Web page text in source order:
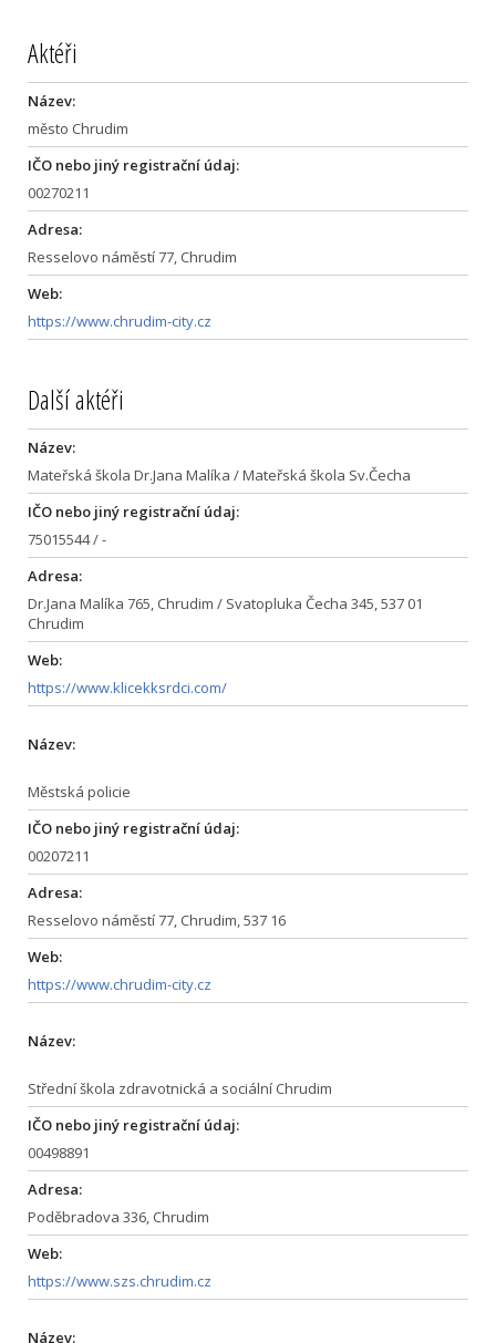
Aktéři
Název:
město Chrudim
IČO nebo jiný registrační údaj:
00270211
Adresa:
Resselovo náměstí 77, Chrudim
Web:
https://www.chrudim-city.cz
Další aktéři
Název:
Mateřská škola Dr.Jana Malíka / Mateřská škola Sv.Čecha
IČO nebo jiný registrační údaj:
75015544 / -
Adresa:
Dr.Jana Malíka 765, Chrudim / Svatopluka Čecha 345, 537 01
Chrudim
Web:
https://www.klicekksrdci.com/
Název:
Městská policie
IČO nebo jiný registrační údaj:
00207211
Adresa:
Resselovo náměstí 77, Chrudim, 537 16
Web:
https://www.chrudim-city.cz
Název:
Střední škola zdravotnická a sociální Chrudim
IČO nebo jiný registrační údaj:
00498891
Adresa:
Poděbradova 336, Chrudim
Web:
https://www.szs.chrudim.cz
Název: